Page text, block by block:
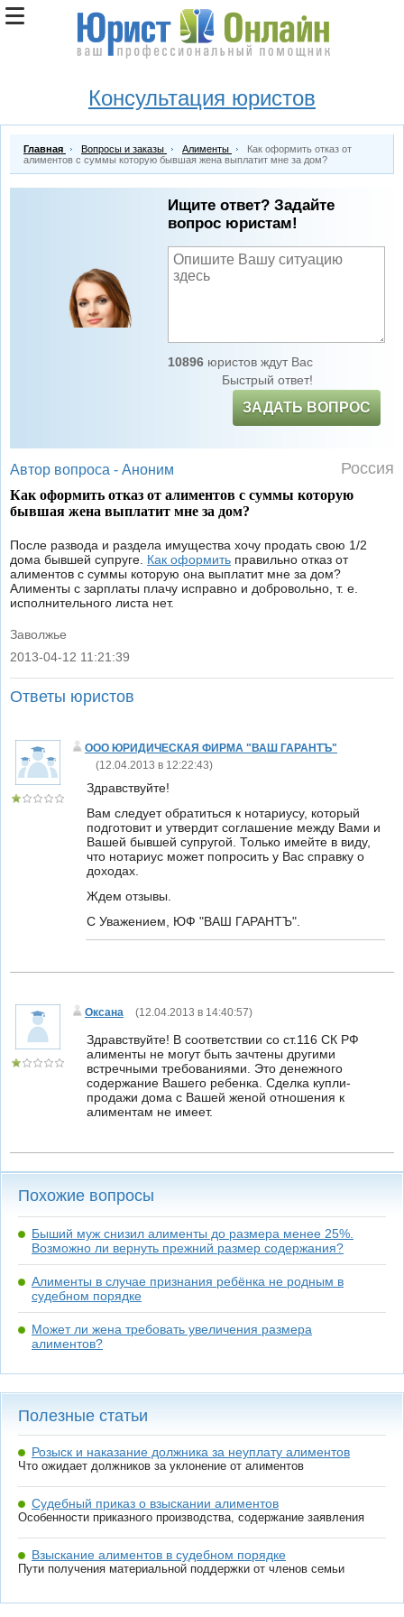
Консультация юристов
Главная Вопросы и заказы Алименты
Как оформить отказ от
алиментов с суммы которую бывшая жена выплатит мне за дом?
Ищите ответ? Задайте
вопрос юристам!
10896юристов ждут Вас
Быстрый ответ!
ЗАДАТЬ ВОПРОС
Автор вопроса - Аноним Россия
Как оформить отказ от алиментов с суммы которую
бывшая жена выплатит мне за дом?
После развода и раздела имущества хочу продать свою 1/2
дома бывшей супруге. Как оформить правильно отказ от
алиментов с суммы которую она выплатит мне за дом?
Алименты с зарплаты плачу исправно и добровольно, т. е.
исполнительного листа нет.
Заволжье
|
2013-04-12 11:21:39
Ответы юристов
ООО ЮРИДИЧЕСКАЯ ФИРМА "ВАШ ГАРАНТЪ"
(12.04.2013 в 12:22:43)
Здравствуйте!
Вам следует обратиться к нотариусу, который
подготовит и утвердит соглашение между Вами и
Вашей бывшей супругой. Только имейте в виду,
что нотариус может попросить у Вас справку о
доходах.
Ждем отзывы.
С Уважением, ЮФ "ВАШ ГАРАНТЪ".
Оксана (12.04.2013 в 14:40:57)
Здравствуйте! В соответствии со ст.116 СК РФ
алименты не могут быть зачтены другими
встречными требованиями. Это денежного
содержание Вашего ребенка. Сделка купли-
продажи дома с Вашей женой отношения к
алиментам не имеет.
Похожие вопросы
Быший муж снизил алименты до размера менее 25%.
Возможно ли вернуть прежний размер содержания?
Алименты в случае признания ребёнка не родным в
судебном порядке
Может ли жена требовать увеличения размера
алиментов?
Полезные статьи
Розыск и наказание должника за неуплату алиментов
Что ожидает должников за уклонение от алиментов
Судебный приказ о взыскании алиментов
Особенности приказного производства, содержание заявления
Взыскание алиментов в судебном порядке
Пути получения материальной поддержки от членов семьи